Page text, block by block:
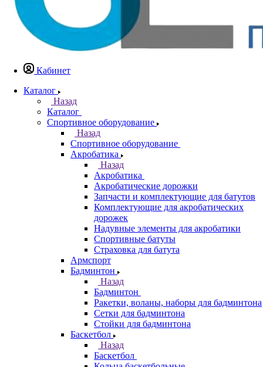
Кабинет
Каталог
Назад
Каталог
Спортивное оборудование
Назад
Спортивное оборудование
Акробатика
Назад
Акробатика
Акробатические дорожки
Запчасти и комплектующие для батутов
Комплектующие для акробатических
дорожек
Надувные элементы для акробатики
Спортивные батуты
Страховка для батута
Армспорт
Бадминтон
Назад
Бадминтон
Ракетки, воланы, наборы для бадминтона
Сетки для бадминтона
Стойки для бадминтона
Баскетбол
Назад
Баскетбол